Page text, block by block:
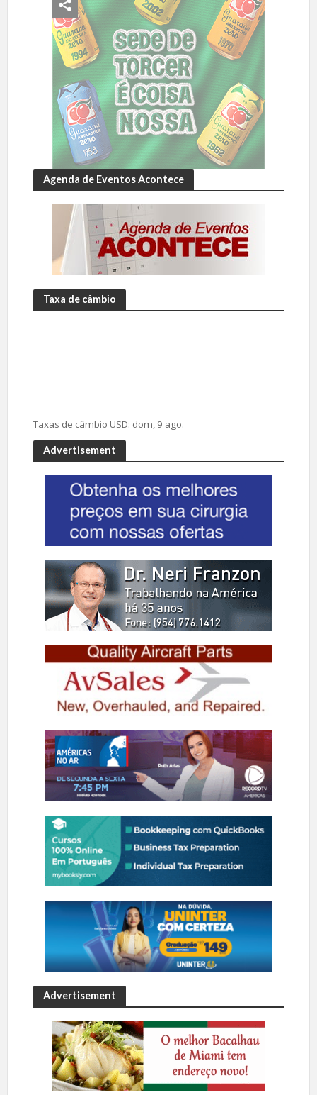
Agenda de Eventos Acontece
Taxa de câmbio
Taxas de câmbio USD: dom, 9 ago.
Advertisement
Advertisement